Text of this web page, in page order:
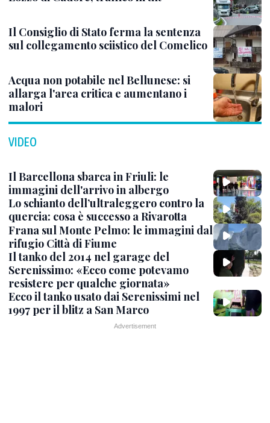
Il Consiglio di Stato ferma la sentenza
sul collegamento sciistico del Comelico
Acqua non potabile nel Bellunese: si
allarga l'area critica e aumentano i
malori
VIDEO
Il Barcellona sbarca in Friuli: le
immagini dell'arrivo in albergo
Lo schianto dell’ultraleggero contro la
quercia: cosa è successo a Rivarotta
Frana sul Monte Pelmo: le immagini dal
rifugio Città di Fiume
Il tanko del 2014 nel garage del
Serenissimo: «Ecco come potevamo
resistere per qualche giornata»
Ecco il tanko usato dai Serenissimi nel
1997 per il blitz a San Marco